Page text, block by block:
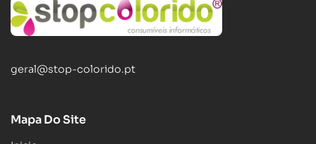
geral@stop-colorido.pt
Mapa Do Site